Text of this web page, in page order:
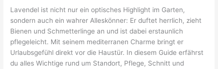
Lavendel ist nicht nur ein optisches Highlight im Garten,
sondern auch ein wahrer Alleskönner: Er duftet herrlich, zieht
Bienen und Schmetterlinge an und ist dabei erstaunlich
pflegeleicht. Mit seinem mediterranen Charme bringt er
Urlaubsgefühl direkt vor die Haustür. In diesem Guide erfährst
du alles Wichtige rund um Standort, Pflege, Schnitt und